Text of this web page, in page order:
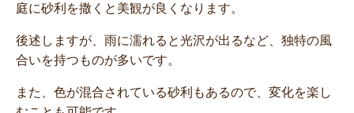
庭に砂利を撒くと美観が良くなります。
後述しますが、雨に濡れると光沢が出るなど、独特の風
合いを持つものが多いです。
また、色が混合されている砂利もあるので、変化を楽し